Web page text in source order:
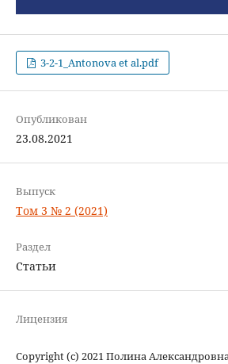
3-2-1_Antonova et al.pdf
Опубликован
23.08.2021
Выпуск
Том 3 № 2 (2021)
Раздел
Статьи
Лицензия
Copyright (c) 2021 Полина